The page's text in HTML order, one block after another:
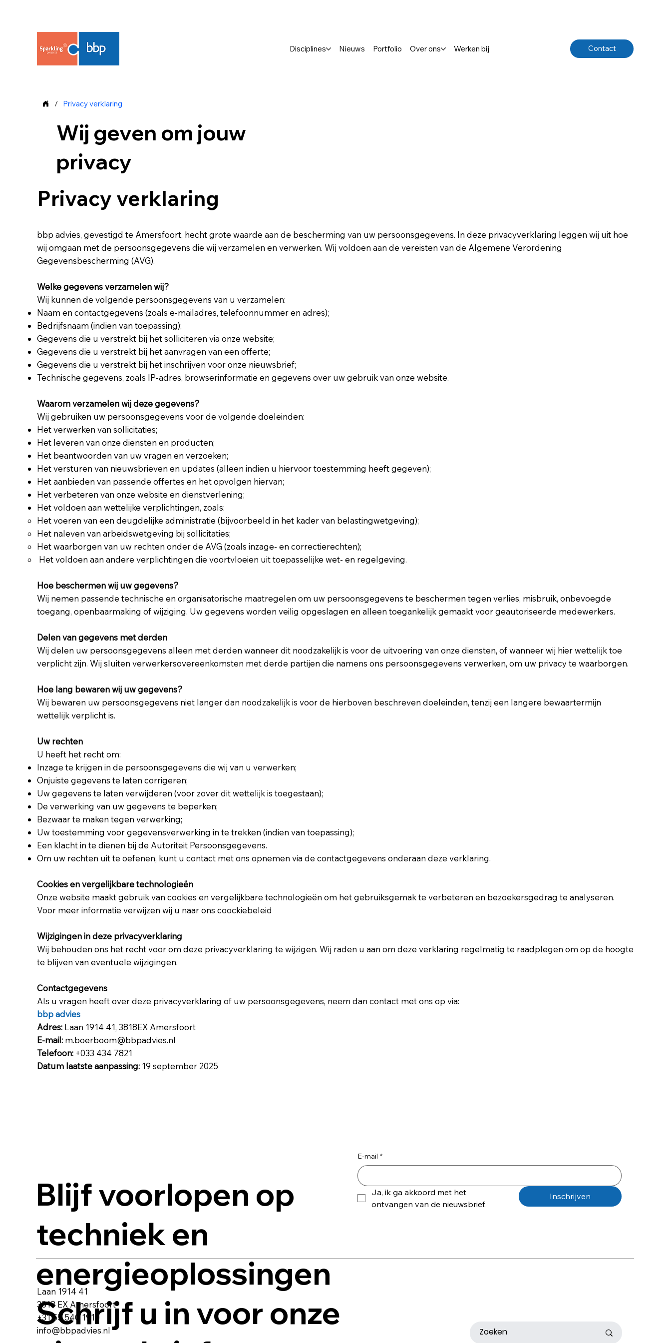
Disciplines Nieuws Portfolio Over ons Werken bij Contact
/ Privacy verklaring
Wij geven om jouw
privacy
Privacy verklaring
bbp advies, gevestigd te Amersfoort, hecht grote waarde aan de bescherming van uw persoonsgegevens. In deze privacyverklaring leggen wij uit hoe
wij omgaan met de persoonsgegevens die wij verzamelen en verwerken. Wij voldoen aan de vereisten van de Algemene Verordening
Gegevensbescherming (AVG).
Welke gegevens verzamelen wij?
Wij kunnen de volgende persoonsgegevens van u verzamelen:
Naam en contactgegevens (zoals e-mailadres, telefoonnummer en adres);
Bedrijfsnaam (indien van toepassing);
Gegevens die u verstrekt bij het solliciteren via onze website;
Gegevens die u verstrekt bij het aanvragen van een offerte;
Gegevens die u verstrekt bij het inschrijven voor onze nieuwsbrief;
Technische gegevens, zoals IP-adres, browserinformatie en gegevens over uw gebruik van onze website.
Waarom verzamelen wij deze gegevens?
Wij gebruiken uw persoonsgegevens voor de volgende doeleinden:
Het verwerken van sollicitaties;
Het leveren van onze diensten en producten;
Het beantwoorden van uw vragen en verzoeken;
Het versturen van nieuwsbrieven en updates (alleen indien u hiervoor toestemming heeft gegeven);
Het aanbieden van passende offertes en het opvolgen hiervan;
Het verbeteren van onze website en dienstverlening;
Het voldoen aan wettelijke verplichtingen, zoals:
Het voeren van een deugdelijke administratie (bijvoorbeeld in het kader van belastingwetgeving);
Het naleven van arbeidswetgeving bij sollicitaties;
Het waarborgen van uw rechten onder de AVG (zoals inzage- en correctierechten);
Het voldoen aan andere verplichtingen die voortvloeien uit toepasselijke wet- en regelgeving.
Hoe beschermen wij uw gegevens?
Wij nemen passende technische en organisatorische maatregelen om uw persoonsgegevens te beschermen tegen verlies, misbruik, onbevoegde
toegang, openbaarmaking of wijziging. Uw gegevens worden veilig opgeslagen en alleen toegankelijk gemaakt voor geautoriseerde medewerkers.
Delen van gegevens met derden
Wij delen uw persoonsgegevens alleen met derden wanneer dit noodzakelijk is voor de uitvoering van onze diensten, of wanneer wij hier wettelijk toe
verplicht zijn. Wij sluiten verwerkersovereenkomsten met derde partijen die namens ons persoonsgegevens verwerken, om uw privacy te waarborgen.
Hoe lang bewaren wij uw gegevens?
Wij bewaren uw persoonsgegevens niet langer dan noodzakelijk is voor de hierboven beschreven doeleinden, tenzij een langere bewaartermijn
wettelijk verplicht is.
Uw rechten
U heeft het recht om:
Inzage te krijgen in de persoonsgegevens die wij van u verwerken;
Onjuiste gegevens te laten corrigeren;
Uw gegevens te laten verwijderen (voor zover dit wettelijk is toegestaan);
De verwerking van uw gegevens te beperken;
Bezwaar te maken tegen verwerking;
Uw toestemming voor gegevensverwerking in te trekken (indien van toepassing);
Een klacht in te dienen bij de Autoriteit Persoonsgegevens.
Om uw rechten uit te oefenen, kunt u contact met ons opnemen via de contactgegevens onderaan deze verklaring.
Cookies en vergelijkbare technologieën
Onze website maakt gebruik van cookies en vergelijkbare technologieën om het gebruiksgemak te verbeteren en bezoekersgedrag te analyseren.
Voor meer informatie verwijzen wij u naar ons coockiebeleid
Wijzigingen in deze privacyverklaring
Wij behouden ons het recht voor om deze privacyverklaring te wijzigen. Wij raden u aan om deze verklaring regelmatig te raadplegen om op de hoogte
te blijven van eventuele wijzigingen.
Contactgegevens
Als u vragen heeft over deze privacyverklaring of uw persoonsgegevens, neem dan contact met ons op via:
bbp advies
Adres: Laan 1914 41, 3818EX Amersfoort
E-mail: m.boerboom@bbpadvies.nl
Telefoon: +033 434 7821
Datum laatste aanpassing: 19 september 2025
Blijf voorlopen op
techniek en
energieoplossingen
Schrijf u in voor onze
E-mail *
Ja, ik ga akkoord met het
ontvangen van de nieuwsbrief.
Inschrijven
Laan 1914 41
3818 EX Amersfoort
+31 55 540 1910
info@bbpadvies.nl